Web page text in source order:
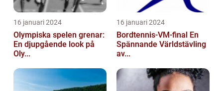
16 januari 2024
Olympiska spelen grenar:
En djupgående look på
Oly...
16 januari 2024
Bordtennis-VM-final En
Spännande Världstävling
av...